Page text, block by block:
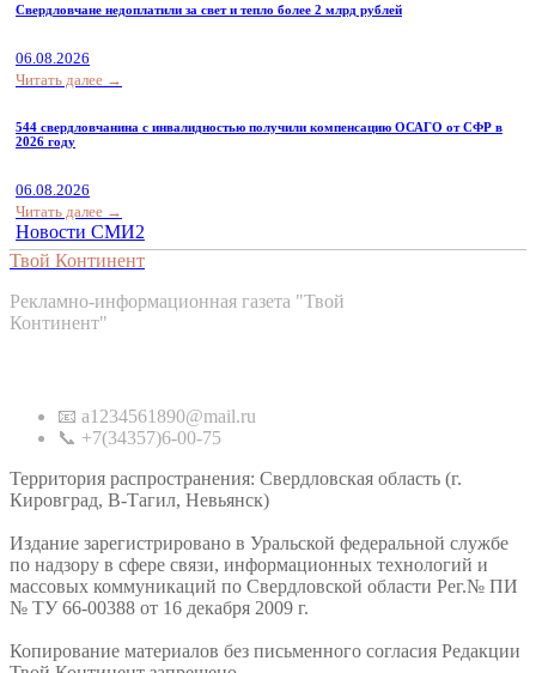
Свердловчане недоплатили за свет и тепло более 2 млрд рублей
06.08.2026
Читать далее →
544 свердловчанина с инвалидностью получили компенсацию ОСАГО от СФР в
2026 году
06.08.2026
Читать далее →
Новости СМИ2
Твой Континент
Рекламно-информационная газета "Твой
Континент"
📧 a1234561890@mail.ru
📞 +7(34357)6-00-75
Территория распространения: Свердловская область (г.
Кировград, В-Тагил, Невьянск)
Издание зарегистрировано в Уральской федеральной службе
по надзору в сфере связи, информационных технологий и
массовых коммуникаций по Свердловской области Рег.№ ПИ
№ ТУ 66-00388 от 16 декабря 2009 г.
Копирование материалов без письменного согласия Редакции